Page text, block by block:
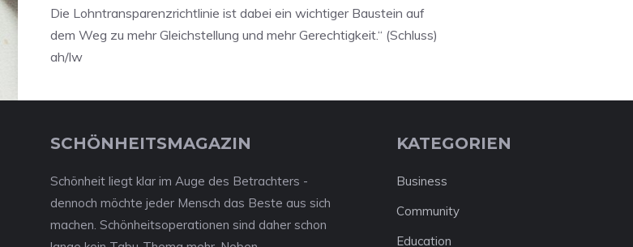
Die Lohntransparenzrichtlinie ist dabei ein wichtiger Baustein auf
dem Weg zu mehr Gleichstellung und mehr Gerechtigkeit.“ (Schluss)
ah/lw
SCHÖNHEITSMAGAZIN
Schönheit liegt klar im Auge des Betrachters -
dennoch möchte jeder Mensch das Beste aus sich
machen. Schönheitsoperationen sind daher schon
KATEGORIEN
Business
Community
Education